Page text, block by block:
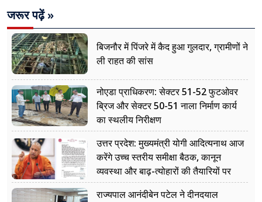
जरूर पढ़ें »
बिजनौर में पिंजरे में कैद हुआ गुलदार, ग्रामीणों ने
ली राहत की सांस
नोएडा प्राधिकरण: सेक्टर 51-52 फुटओवर
ब्रिज और सेक्टर 50-51 नाला निर्माण कार्य
का स्थलीय निरीक्षण
उत्तर प्रदेश: मुख्यमंत्री योगी आदित्यनाथ आज
करेंगे उच्च स्तरीय समीक्षा बैठक, कानून
व्यवस्था और बाढ़-त्योहारों की तैयारियों पर
नजर
राज्यपाल आनंदीबेन पटेल ने दीनदयाल